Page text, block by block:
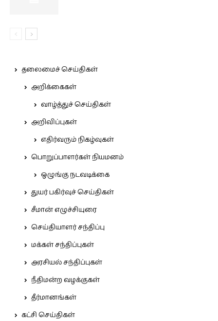
தலைமைச் செய்திகள்
அறிக்கைகள்
வாழ்த்துச் செய்திகள்
அறிவிப்புகள்
எதிர்வரும் நிகழ்வுகள்
பொறுப்பாளர்கள் நியமனம்
ஒழுங்கு நடவடிக்கை
துயர் பகிர்வுச் செய்திகள்
சீமான் எழுச்சியுரை
செய்தியாளர் சந்திப்பு
மக்கள் சந்திப்புகள்
அரசியல் சந்திப்புகள்
நீதிமன்ற வழக்குகள்
தீர்மானங்கள்
கட்சி செய்திகள்